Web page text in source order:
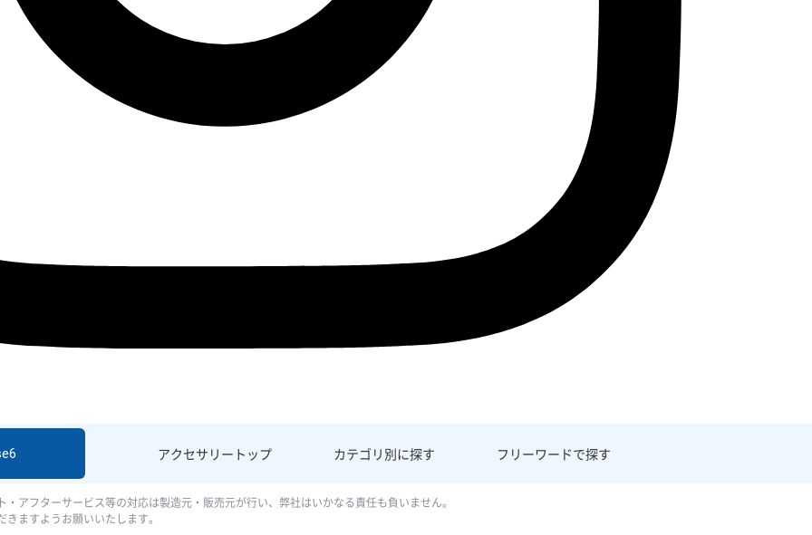
アクセサリー トップ カテゴリ別に探す フリーワードで探す
アフターサービス等の対応は製造元・販売元が行い、弊社はいかなる責任も負いません。
ますようお願いいたします。